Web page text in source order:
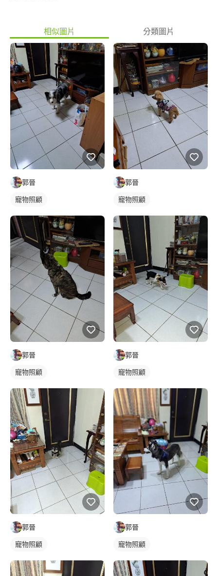
相似圖片 分類圖片
郭晉
寵物照顧
郭晉
寵物照顧
郭晉
寵物照顧
郭晉
寵物照顧
郭晉
寵物照顧
郭晉
寵物照顧